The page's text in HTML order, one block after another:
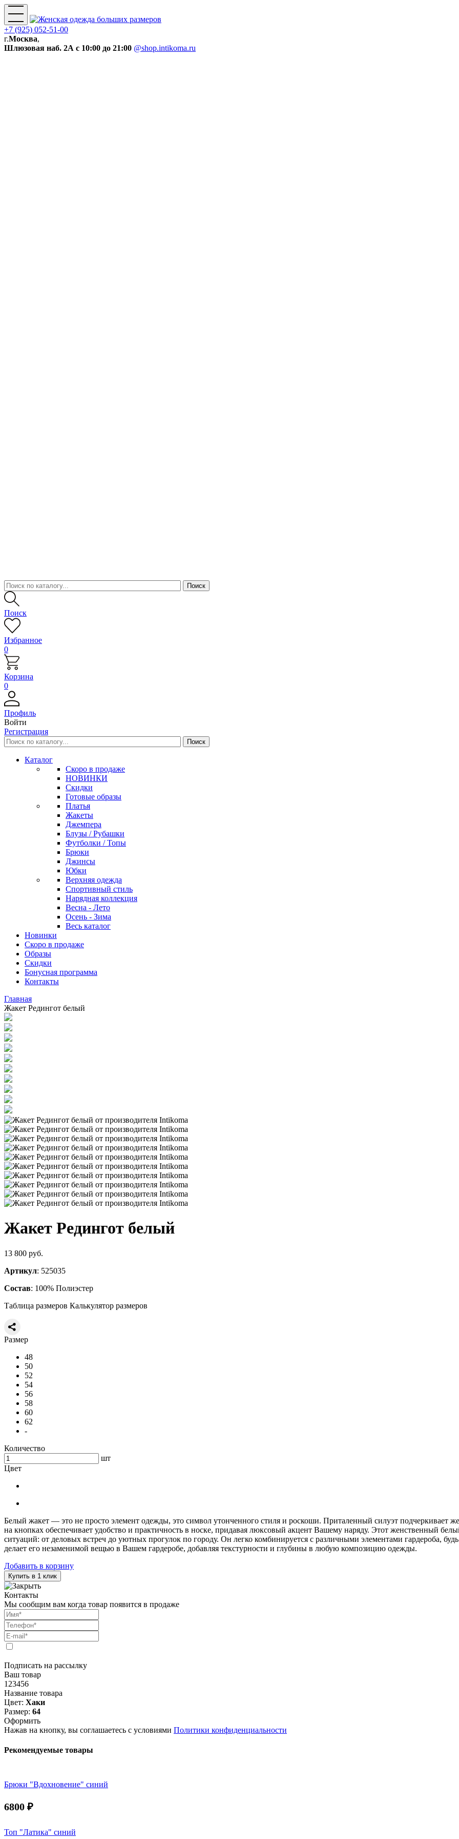
+7 (925) 052-51-00
г.Москва,
Шлюзовая наб. 2А с 10:00 до 21:00 @shop.intikoma.ru
Поиск
Избранное
0
Корзина
0
Профиль
Войти
Регистрация
Каталог
Скоро в продаже
НОВИНКИ
Скидки
Готовые образы
Платья
Жакеты
Джемпера
Блузы / Рубашки
Футболки / Топы
Брюки
Джинсы
Юбки
Верхняя одежда
Спортивный стиль
Нарядная коллекция
Весна - Лето
Осень - Зима
Весь каталог
Новинки
Скоро в продаже
Образы
Скидки
Бонусная программа
Контакты
Главная
Жакет Редингот белый
Жакет Редингот белый
13 800 руб.
Артикул: 525035
Состав: 100% Полиэстер
Таблица размеров Калькулятор размеров
Размер
48
50
52
54
56
58
60
62
-
Количество
шт
Цвет
Белый жакет — это не просто элемент одежды, это символ утонченного стиля и роскоши. Приталенный силуэт подчеркивает
на кнопках обеспечивает удобство и практичность в носке, придавая люксовый акцент Вашему наряду. Этот женственный
ситуаций: от деловых встреч до уютных прогулок по городу. Он легко комбинируется с различными элементами гардероба,
делает его незаменимой вещью в Вашем гардеробе, добавляя текстурности и глубины в любую композицию одежды.
Добавить в корзину
Купить в 1 клик
Контакты
Мы сообщим вам когда товар появится в продаже
Подписать на рассылку
Ваш товар
123456
Название товара
Цвет: Хаки
Размер: 64
Оформить
Нажав на кнопку, вы соглашаетесь с условиями Политики конфиденциальности
Рекомендуемые товары
Брюки "Вдохновение" синий
6800 ₽
Топ "Латика" синий